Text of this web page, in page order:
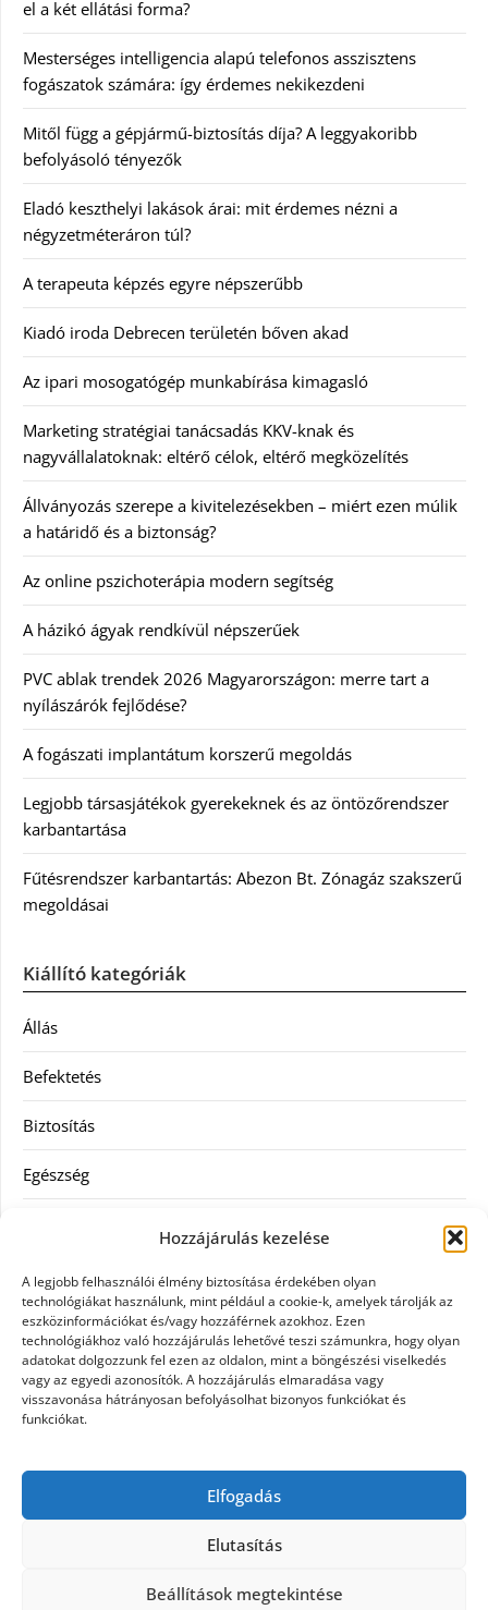
Hozzájárulás kezelése
A legjobb felhasználói élmény biztosítása érdekében olyan
technológiákat használunk, mint például a cookie-k, amelyek tárolják az
eszközinformációkat és/vagy hozzáférnek azokhoz. Ezen
technológiákhoz való hozzájárulás lehetővé teszi számunkra, hogy olyan
adatokat dolgozzunk fel ezen az oldalon, mint a böngészési viselkedés
vagy az egyedi azonosítók. A hozzájárulás elmaradása vagy
visszavonása hátrányosan befolyásolhat bizonyos funkciókat és
funkciókat.
Elfogadás
Elutasítás
Beállítások megtekintése
el a két ellátási forma?
Mesterséges intelligencia alapú telefonos asszisztens
fogászatok számára: így érdemes nekikezdeni
Mitől függ a gépjármű-biztosítás díja? A leggyakoribb
befolyásoló tényezők
Eladó keszthelyi lakások árai: mit érdemes nézni a
négyzetméteráron túl?
A terapeuta képzés egyre népszerűbb
Kiadó iroda Debrecen területén bőven akad
Az ipari mosogatógép munkabírása kimagasló
Marketing stratégiai tanácsadás KKV-knak és
nagyvállalatoknak: eltérő célok, eltérő megközelítés
Állványozás szerepe a kivitelezésekben – miért ezen múlik
a határidő és a biztonság?
Az online pszichoterápia modern segítség
A házikó ágyak rendkívül népszerűek
PVC ablak trendek 2026 Magyarországon: merre tart a
nyílászárók fejlődése?
A fogászati implantátum korszerű megoldás
Legjobb társasjátékok gyerekeknek és az öntözőrendszer
karbantartása
Fűtésrendszer karbantartás: Abezon Bt. Zónagáz szakszerű
megoldásai
Kiállító kategóriák
Állás
Befektetés
Biztosítás
Egészség
Ingatlan
Művészetek és szórakozás
Múzeumok
Szolgáltatás
Szórakozás
Webáruház